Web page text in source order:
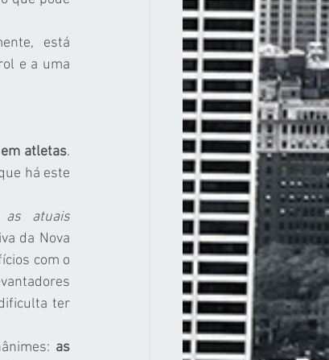
está
e a uma
atletas.
há este
as atuais
da Nova
com o
ter
as